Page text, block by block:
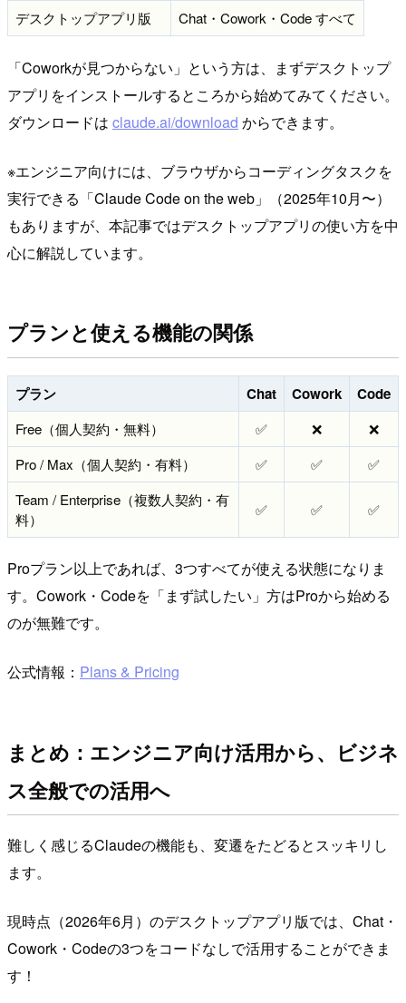
デスクトップアプリ版 Chat・Cowork・Code すべて
「Coworkが見つからない」という方は、まずデスクトップ
アプリをインストールするところから始めてみてください。
ダウンロードは claude.ai/download からできます。
※エンジニア向けには、ブラウザからコーディングタスクを
実行できる「Claude Code on the web」（2025年10月〜）
もありますが、本記事ではデスクトップアプリの使い方を中
心に解説しています。
プランと使える機能の関係
プラン Chat Cowork Code
Free（個人契約・無料） ✅ ❌
❌
Pro / Max（個人契約・有料）
✅ ✅
✅
Team / Enterprise（複数人契約・有
料）
✅ ✅ ✅
Proプラン以上であれば、3つすべてが使える状態になりま
す。Cowork・Codeを「まず試したい」方はProから始める
のが無難です。
公式情報： Plans & Pricing
まとめ：エンジニア向け活用から、ビジネ
ス全般での活用へ
難しく感じるClaudeの機能も、変遷をたどるとスッキリし
ます。
現時点（2026年6月）のデスクトップアプリ版では、Chat・
Cowork・Codeの3つをコードなしで活用することができま
す！